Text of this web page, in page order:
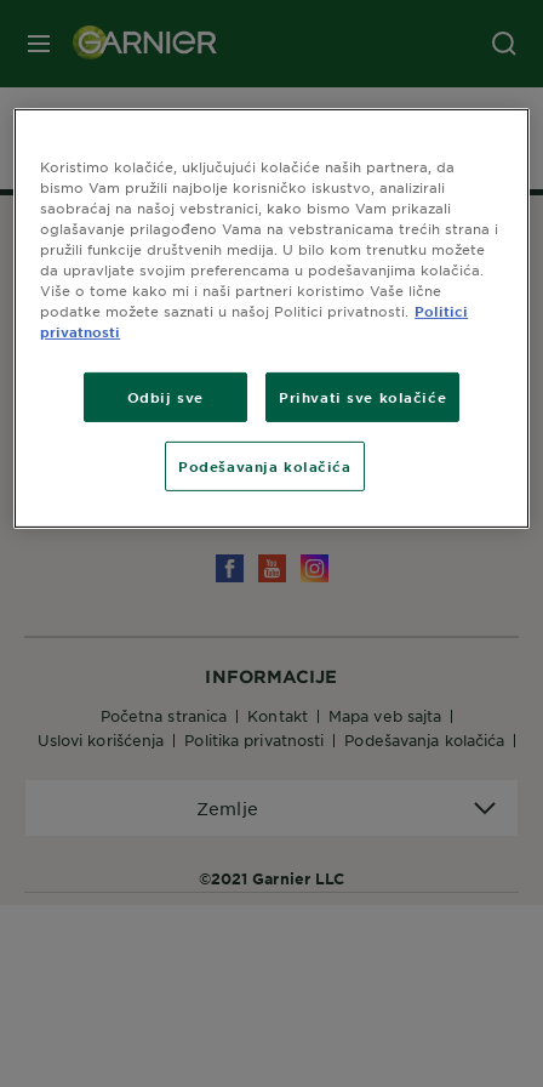
MENI
INFORMACIJE
početna stranica kontakt
mapa veb sajta
uslovi korišćenja
politika privatnosti podešavanja kolačića
©2021 Garnier LLC
Zemlje
CENTAR ZA SAVETOVANJE POTROŠAČA
Kontaktirajte nas!
Za više informacija ili savete o našim proizvodima:
9.00-17.00 ponedeljak - petak
Koristimo kolačiće, uključujući kolačiće naših partnera, da
bismo Vam pružili najbolje korisničko iskustvo, analizirali
saobraćaj na našoj vebstranici, kako bismo Vam prikazali
oglašavanje prilagođeno Vama na vebstranicama trećih strana i
pružili funkcije društvenih medija. U bilo kom trenutku možete
da upravljate svojim preferencama u podešavanjima kolačića.
Više o tome kako mi i naši partneri koristimo Vaše lične
podatke možete saznati u našoj Politici privatnosti. Politici
privatnosti
Odbij sve Prihvati sve kolačiće
Podešavanja kolačića